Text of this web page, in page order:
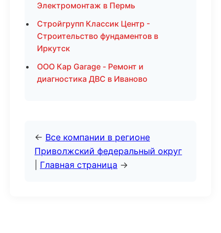
Электромонтаж в Пермь
Стройгрупп Классик Центр -
Строительство фундаментов в
Иркутск
ООО Кар Garage - Ремонт и
диагностика ДВС в Иваново
← Все компании в регионе
Приволжский федеральный округ
Главная страница →